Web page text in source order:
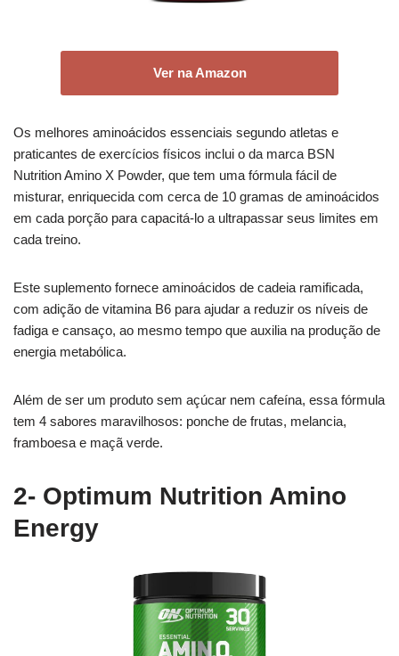
Ver na Amazon
Os melhores aminoácidos essenciais segundo atletas e
praticantes de exercícios físicos inclui o da marca BSN
Nutrition Amino X Powder, que tem uma fórmula fácil de
misturar, enriquecida com cerca de 10 gramas de aminoácidos
em cada porção para capacitá-lo a ultrapassar seus limites em
cada treino.
Este suplemento fornece aminoácidos de cadeia ramificada,
com adição de vitamina B6 para ajudar a reduzir os níveis de
fadiga e cansaço, ao mesmo tempo que auxilia na produção de
energia metabólica.
Além de ser um produto sem açúcar nem cafeína, essa fórmula
tem 4 sabores maravilhosos: ponche de frutas, melancia,
framboesa e maçã verde.
2- Optimum Nutrition Amino
Energy